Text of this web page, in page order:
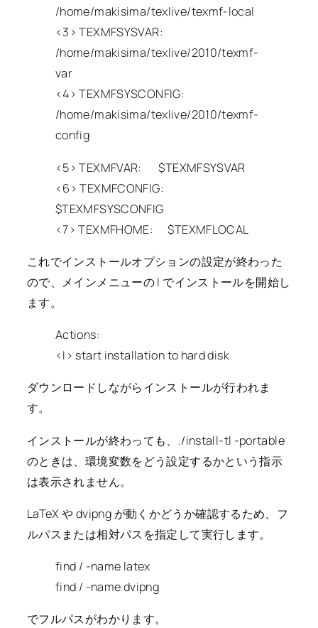
/home/makisima/texlive/texmf-local
<3> TEXMFSYSVAR:
/home/makisima/texlive/2010/texmf-
var
<4> TEXMFSYSCONFIG:
/home/makisima/texlive/2010/texmf-
config
<5> TEXMFVAR: $TEXMFSYSVAR
<6> TEXMFCONFIG:
$TEXMFSYSCONFIG
<7> TEXMFHOME: $TEXMFLOCAL
これでインストールオプションの設定が終わった
ので、メインメニューの I でインストールを開始し
ます。
Actions:
<I> start installation to hard disk
ダウンロードしながらインストールが行われま
す。
インストールが終わっても、./install-tl -portable
のときは、環境変数をどう設定するかという指示
は表示されません。
LaTeX や dvipng が動くかどうか確認するため、フ
ルパスまたは相対パスを指定して実行します。
find / -name latex
find / -name dvipng
でフルパスがわかります。